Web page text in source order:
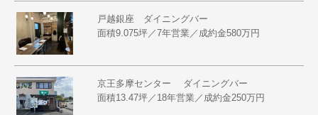
戸越銀座 ダイニングバー
面積9.075坪／7年営業／成約金580万円
京王多摩センター ダイニングバー
面積13.47坪／18年営業／成約金250万円